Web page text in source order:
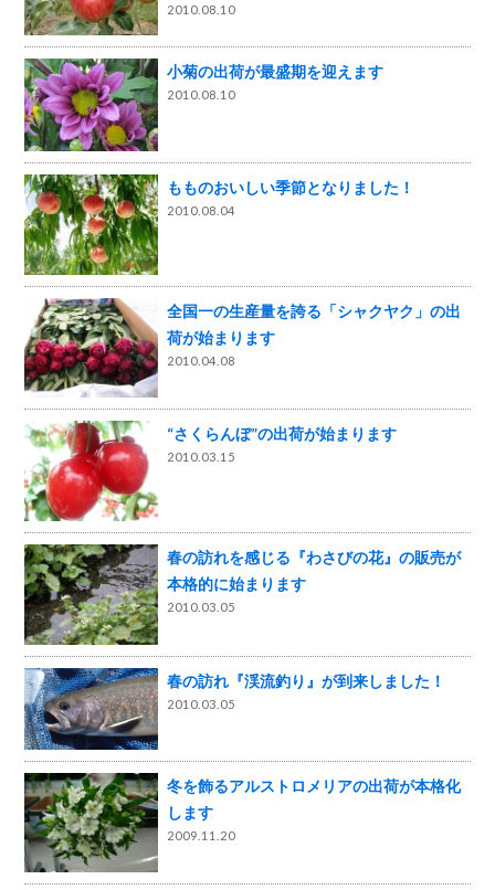
2010.08.10
小菊の出荷が最盛期を迎えます
2010.08.10
もものおいしい季節となりました！
2010.08.04
全国一の生産量を誇る「シャクヤク」の出
荷が始まります
2010.04.08
“さくらんぼ”の出荷が始まります
2010.03.15
春の訪れを感じる『わさびの花』の販売が
本格的に始まります
2010.03.05
春の訪れ『渓流釣り』が到来しました！
2010.03.05
冬を飾るアルストロメリアの出荷が本格化
します
2009.11.20